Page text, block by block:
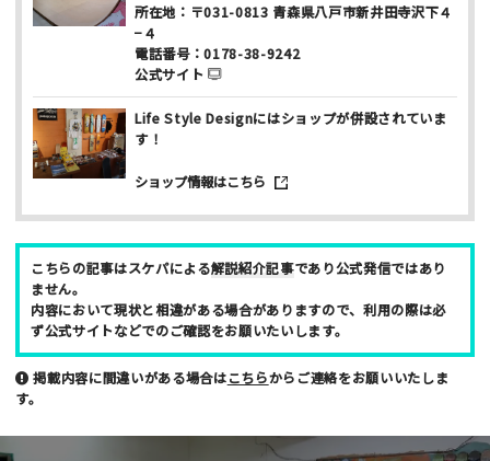
男性
女性
年齢
お名前 （非公開/任意）
メールアドレス （非公開/任意）
当サイトへメッセージなどございましたら
所在地： 〒031-0813 青森県八戸市新井田寺沢下４
−４
電話番号：0178-38-9242
公式サイト
Life Style Designにはショップが併設されていま
す！
ショップ情報はこちら
こちらの記事はスケパによる解説紹介記事であり公式発信ではあり
ません。
内容において現状と相違がある場合がありますので、利用の際は必
ず公式サイトなどでのご確認をお願いたいします。
掲載内容に間違いがある場合はこちらからご連絡をお願いいたしま
す。